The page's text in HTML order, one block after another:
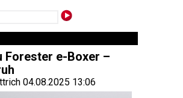
Forester e-Boxer –
04.08.2025 13:06